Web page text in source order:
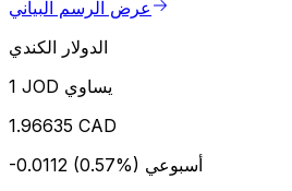
عرض الرسم البياني
الدولار الكندي
1 JOD يساوي
1.96635 CAD
-0.0112 (0.57%) أسبوعي